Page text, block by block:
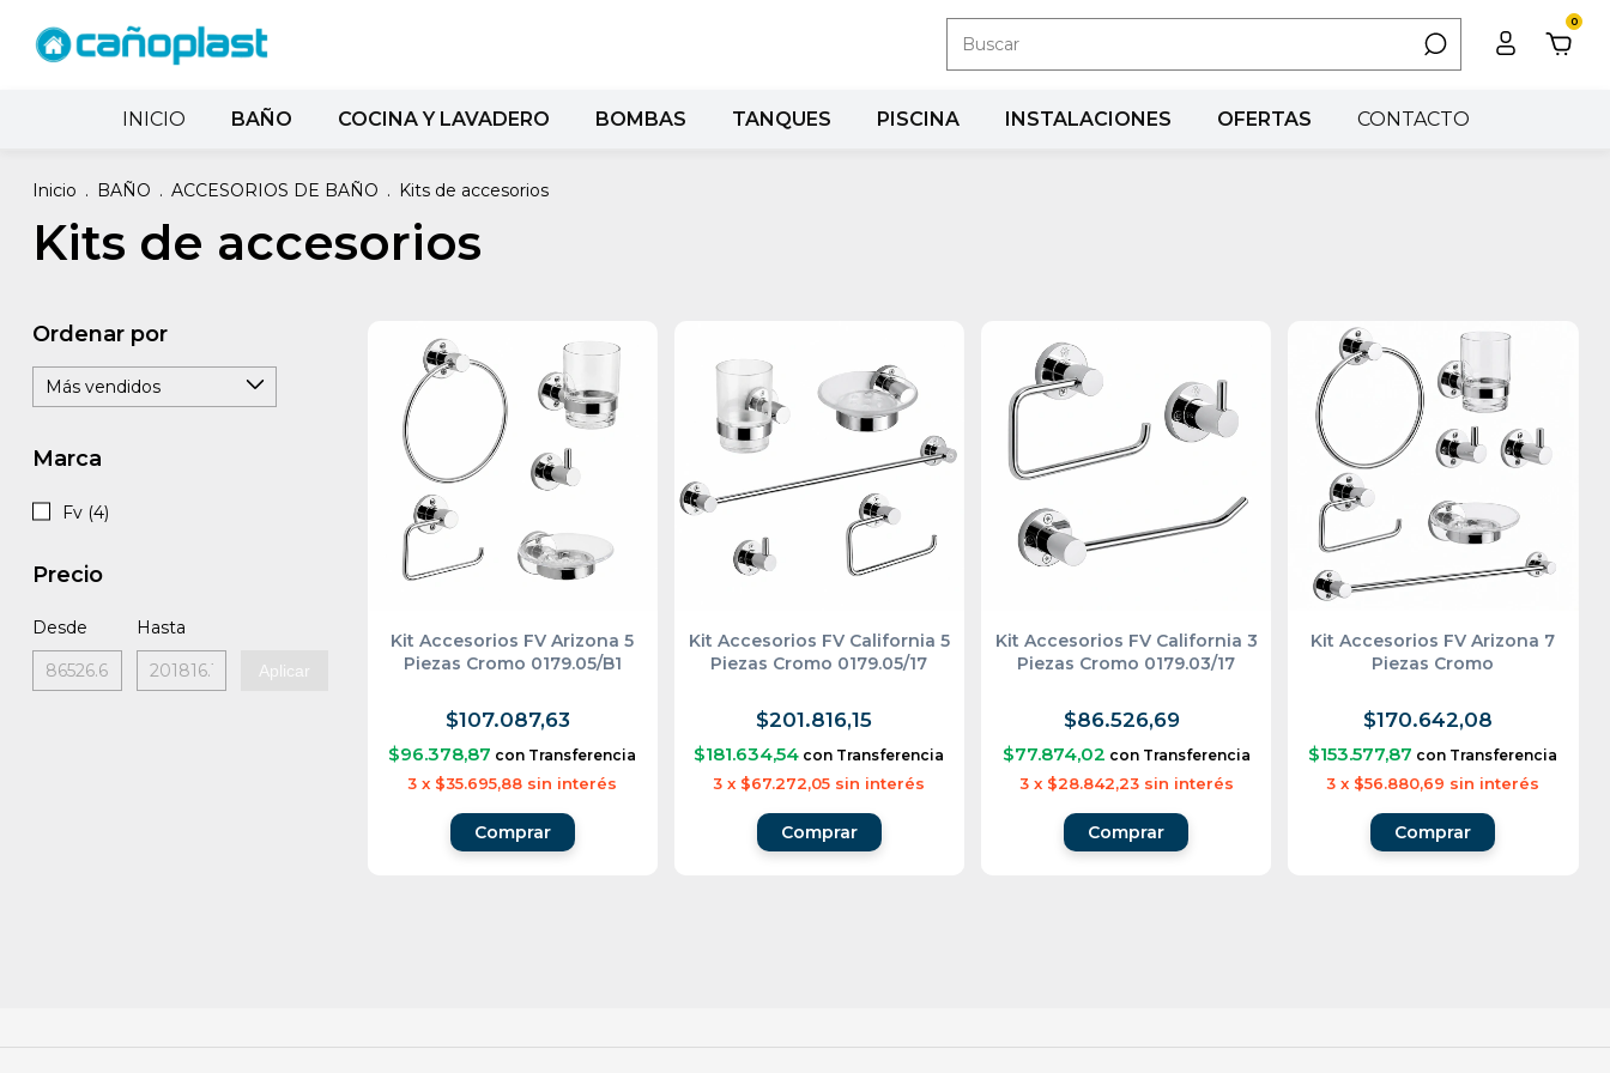
0
INICIO BAÑO COCINA Y LAVADERO BOMBAS TANQUES PISCINA INSTALACIONES OFERTAS CONTACTO
Inicio . BAÑO . ACCESORIOS DE BAÑO . Kits de accesorios
Kits de accesorios
Ordenar por
Marca
Fv (4)
Precio
Desde Hasta
Aplicar
Kit Accesorios FV Arizona 5
Piezas Cromo 0179.05/B1
$107.087,63
$96.378,87 con Transferencia
3 x $35.695,88 sin interés
Kit Accesorios FV California 5
Piezas Cromo 0179.05/17
$201.816,15
$181.634,54 con Transferencia
3 x $67.272,05 sin interés
Kit Accesorios FV California 3
Piezas Cromo 0179.03/17
$86.526,69
$77.874,02 con Transferencia
3 x $28.842,23 sin interés
Kit Accesorios FV Arizona 7
Piezas Cromo
$170.642,08
$153.577,87 con Transferencia
3 x $56.880,69 sin interés